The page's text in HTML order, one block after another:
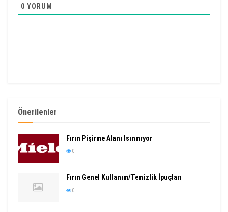
0 YORUM
Önerilenler
Fırın Pişirme Alanı Isınmıyor
0
Fırın Genel Kullanım/Temizlik İpuçları
0